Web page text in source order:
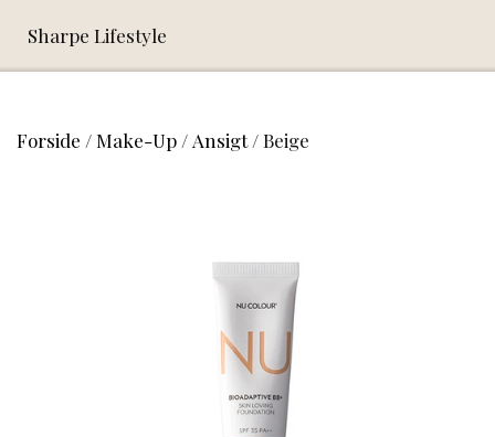
Sharpe Lifestyle
Forside Make-Up Ansigt Beige